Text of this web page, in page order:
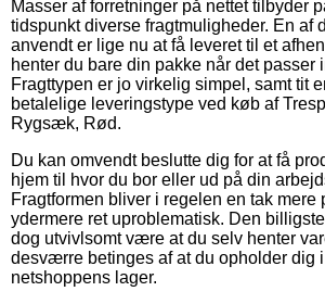
Masser af forretninger på nettet tilbyder
tidspunkt diverse fragtmuligheder. En af
anvendt er lige nu at få leveret til et
henter du bare din pakke når det passer
Fragttypen er jo virkelig simpel, samt tit
betalelige leveringstype ved køb af
Rygsæk, Rød.
Du kan omvendt beslutte dig for at få
hjem til hvor du bor eller ud på din
Fragtformen bliver i regelen en tak mere
ydermere ret uproblematisk. Den
dog utvivlsomt være at du selv henter
desværre betinges af at du opholder dig
netshoppens lager.